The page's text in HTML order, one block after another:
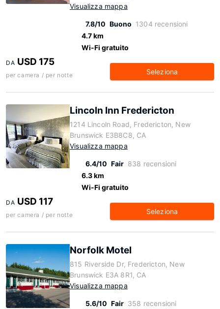
Visualizza mappa
7.8/10 Buono 1304 recensioni
4.7 km
Wi-Fi gratuito
DA USD 175
per camera / per notte Seleziona
Lincoln Inn Fredericton
1214 Lincoln Road, Fredericton, New
Brunswick E3B8C8, CA
Visualizza mappa
6.4/10 Fair 838 recensioni
6.3 km
Wi-Fi gratuito
DA USD 117
per camera / per notte Seleziona
Norfolk Motel
815 Riverside Dr, Fredericton, New
Brunswick E3A 8R1, CA
Visualizza mappa
5.6/10 Fair 358 recensioni